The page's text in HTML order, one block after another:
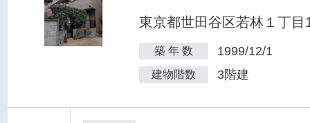
東京都世田谷区若林１丁目
築 年 数 1999/12/1
建物階数 3階建